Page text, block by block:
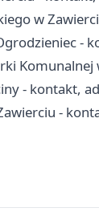
w
-
- kontakt,
-